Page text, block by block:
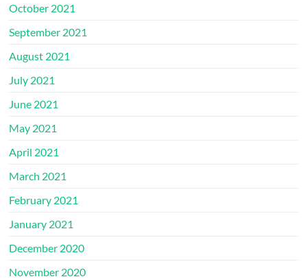
October 2021
September 2021
August 2021
July 2021
June 2021
May 2021
April 2021
March 2021
February 2021
January 2021
December 2020
November 2020